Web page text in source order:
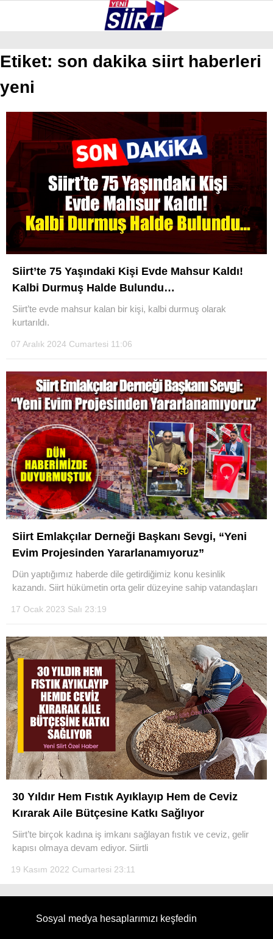
Facebook
Instagram
Youtube
GALERİ
ERUH
BAYKAN
PERVARI
ŞIRVAN
TILLO
GÜNDEM
NÖBETÇI ECZANELER
Etiket: son dakika siirt haberleri
yeni
Siirt’te 75 Yaşındaki Kişi Evde Mahsur Kaldı!
Kalbi Durmuş Halde Bulundu…
Siirt’te evde mahsur kalan bir kişi, kalbi durmuş olarak
kurtarıldı.
07 Aralık 2024 Cumartesi 11:06
Siirt Emlakçılar Derneği Başkanı Sevgi, “Yeni
Evim Projesinden Yararlanamıyoruz”
Dün yaptığımız haberde dile getirdiğimiz konu kesinlik
kazandı. Siirt hükümetin orta gelir düzeyine sahip vatandaşları
17 Ocak 2023 Salı 23:19
30 Yıldır Hem Fıstık Ayıklayıp Hem de Ceviz
Kırarak Aile Bütçesine Katkı Sağlıyor
Siirt’te birçok kadına iş imkanı sağlayan fıstık ve ceviz, gelir
kapısı olmaya devam ediyor. Siirtli
19 Kasım 2022 Cumartesi 23:11
Sosyal medya hesaplarımızı keşfedin